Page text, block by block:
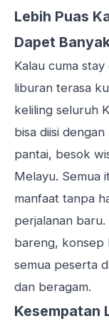
Lebih Puas
Dapet
Kalau cuma
liburan terasa
keliling seluruh
bisa diisi
pantai, besok
Melayu. Semua
manfaat tanpa
perjalanan
bareng, konsep
semua peserta
dan beragam.
Kesempatan